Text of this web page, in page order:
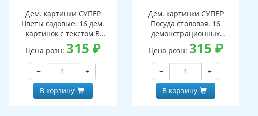
Дем. картинки СУПЕР
Цветы садовые. 16 дем.
картинок с текстом В
ПАПКЕ (173х220 мм)
Цена розн: 315 ₽
−
+
В корзину
Дем. картинки СУПЕР
Посуда столовая. 16
демонстрационных
картинок с текстом В
ПАПКЕ (173х220 мм)
Цена розн: 315 ₽
−
+
В корзину